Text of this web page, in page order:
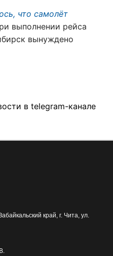
что самолёт
выполнении рейса
вынуждено
в telegram-канале
край, г. Чита ул.